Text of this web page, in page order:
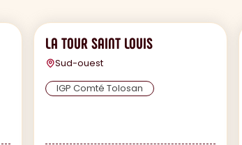
LA TOUR SAINT LOUIS
Sud-ouest
IGP Comté Tolosan